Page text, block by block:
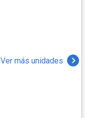
Ver más unidades